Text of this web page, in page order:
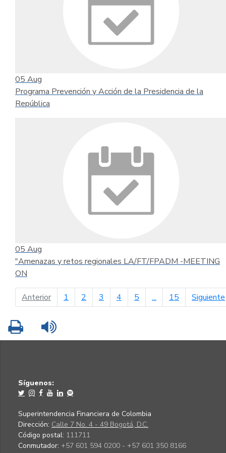
05 Aug
Programa Prevención y Acción de la Presidencia de la
República
05 Aug
"Amenazas y retos regionales LA/FT/FPADM -MEETING
ON
Anteriorpágina anterior
1 2 3 4 5 ... 15 Siguiente
Imprimir
Síguenos:
Superintendencia Financiera de Colombia
Dirección: Calle 7 No. 4 - 49 Bogotá, D.C.
Código postal: 111711
Conmutador: +57 601 594 0200 - +57 601 350 8166